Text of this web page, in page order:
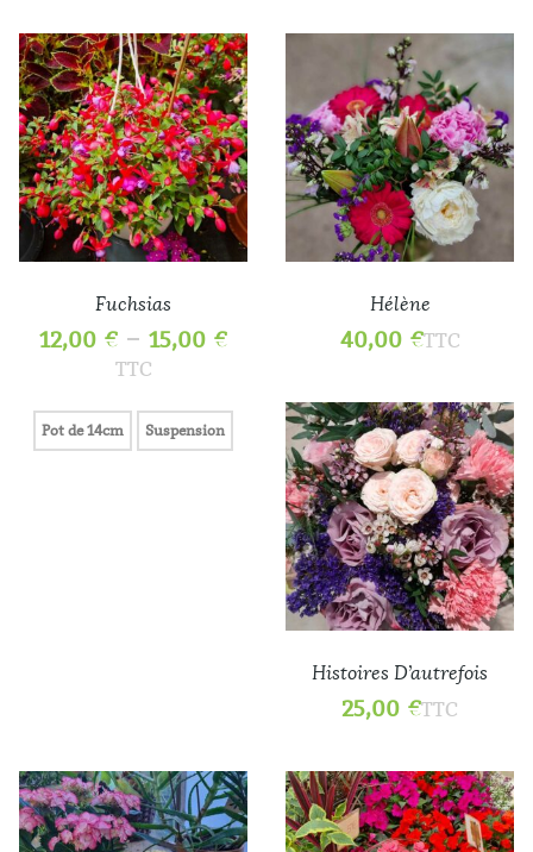
Fuchsias
12,00 € – 15,00 €
TTC
Pot de 14cm Suspension
Hélène
40,00 €TTC
Histoires D’autrefois
25,00 €TTC